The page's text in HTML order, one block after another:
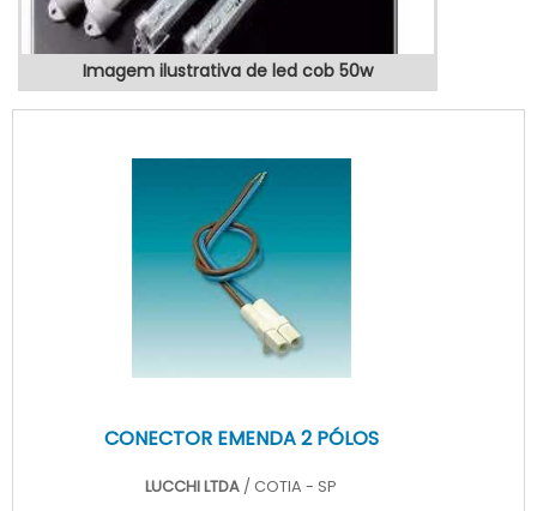
Imagem ilustrativa de led cob 50w
CONECTOR EMENDA 2 PÓLOS
LUCCHI LTDA / COTIA - SP